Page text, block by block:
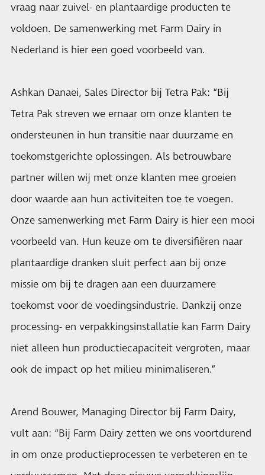
vraag naar zuivel- en plantaardige producten te
voldoen. De samenwerking met Farm Dairy in
Nederland is hier een goed voorbeeld van.
Ashkan Danaei, Sales Director bij Tetra Pak: “Bij
Tetra Pak streven we ernaar om onze klanten te
ondersteunen in hun transitie naar duurzame en
toekomstgerichte oplossingen. Als betrouwbare
partner willen wij met onze klanten mee groeien
door waarde aan hun activiteiten toe te voegen.
Onze samenwerking met Farm Dairy is hier een mooi
voorbeeld van. Hun keuze om te diversifiëren naar
plantaardige dranken sluit perfect aan bij onze
missie om bij te dragen aan een duurzamere
toekomst voor de voedingsindustrie. Dankzij onze
processing- en verpakkingsinstallatie kan Farm Dairy
niet alleen hun productiecapaciteit vergroten, maar
ook de impact op het milieu minimaliseren.”
Arend Bouwer, Managing Director bij Farm Dairy,
vult aan: “Bij Farm Dairy zetten we ons voortdurend
in om onze productieprocessen te verbeteren en te